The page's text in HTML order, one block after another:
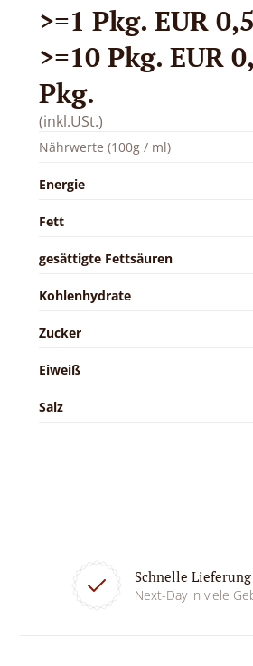
>=1 Pkg. EUR
>=10 Pkg. EUR
Pkg.
(inkl.USt.)
Nährwerte (100g / ml)
Energie
Fett
gesättigte Fettsäuren
Kohlenhydrate
Zucker
Eiweiß
Salz
Schnelle Lieferung
Next-Day in viele